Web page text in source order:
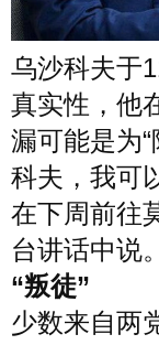
乌沙科夫于
真实性，他
漏可能是为
科夫，我可
在下周前往
台讲话中说
“叛徒”
少数来自两